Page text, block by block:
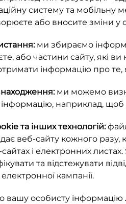
систему та
або вносите зміни у
ми збираємо
або частини сайту,
інформацію про
ми можемо
наприклад, щоб
та інших технологій:
веб-сайту кожного
і електронних
та відстежувати
кампанії.
вашу особисту інформацію